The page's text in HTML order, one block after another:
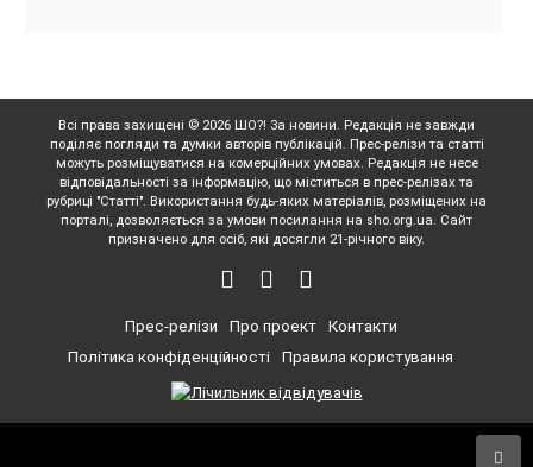
Всі права захищені © 2026 ШО?! За новини. Редакція не завжди
поділяє погляди та думки авторів публікацій. Прес-релізи та статті
можуть розміщуватися на комерційних умовах. Редакція не несе
відповідальності за інформацію, що міститься в прес-релізах та
рубриці "Статті". Використання будь-яких матеріалів, розміщених на
порталі, дозволяється за умови посилання на sho.org.ua. Сайт
призначено для осіб, які досягли 21-річного віку.
Прес-релізи Про проект
Контакти
Політика конфіденційності
Правила користування